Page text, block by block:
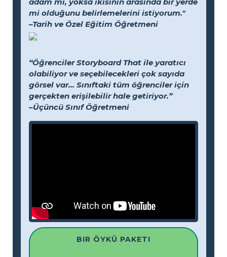
adam mı, yoksa ikisinin arasında bir yerde
mi olduğunu belirlemelerini istiyorum."
–Tarih ve Özel Eğitim Öğretmeni
“Öğrenciler Storyboard That ile yaratıcı
olabiliyor ve seçebilecekleri çok sayıda
görsel var... Sınıftaki tüm öğrenciler için
gerçekten erişilebilir hale getiriyor.”
–Üçüncü Sınıf Öğretmeni
BIR ÖYKÜ PAKETI